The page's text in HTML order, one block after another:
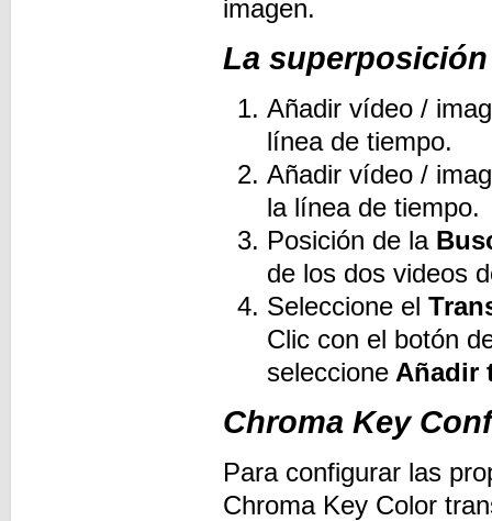
imagen.
La
Añadir vídeo /
línea de tiempo.
Añadir vídeo /
la línea de tiempo.
Posición de la
de los dos videos
Seleccione el
Clic con el botón
seleccione Añadir
Chroma Key
Para configurar las
Chroma Key Color